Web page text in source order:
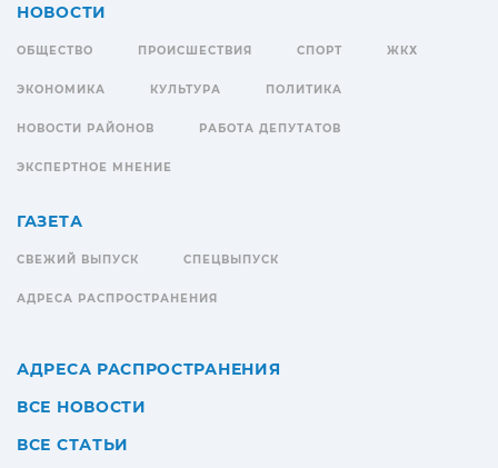
НОВОСТИ
ОБЩЕСТВО ПРОИСШЕСТВИЯ СПОРТ ЖКХ
ЭКОНОМИКА КУЛЬТУРА ПОЛИТИКА
НОВОСТИ РАЙОНОВ РАБОТА ДЕПУТАТОВ
ЭКСПЕРТНОЕ МНЕНИЕ
ГАЗЕТА
СВЕЖИЙ ВЫПУСК СПЕЦВЫПУСК
АДРЕСА РАСПРОСТРАНЕНИЯ
АДРЕСА РАСПРОСТРАНЕНИЯ
ВСЕ НОВОСТИ
ВСЕ СТАТЬИ